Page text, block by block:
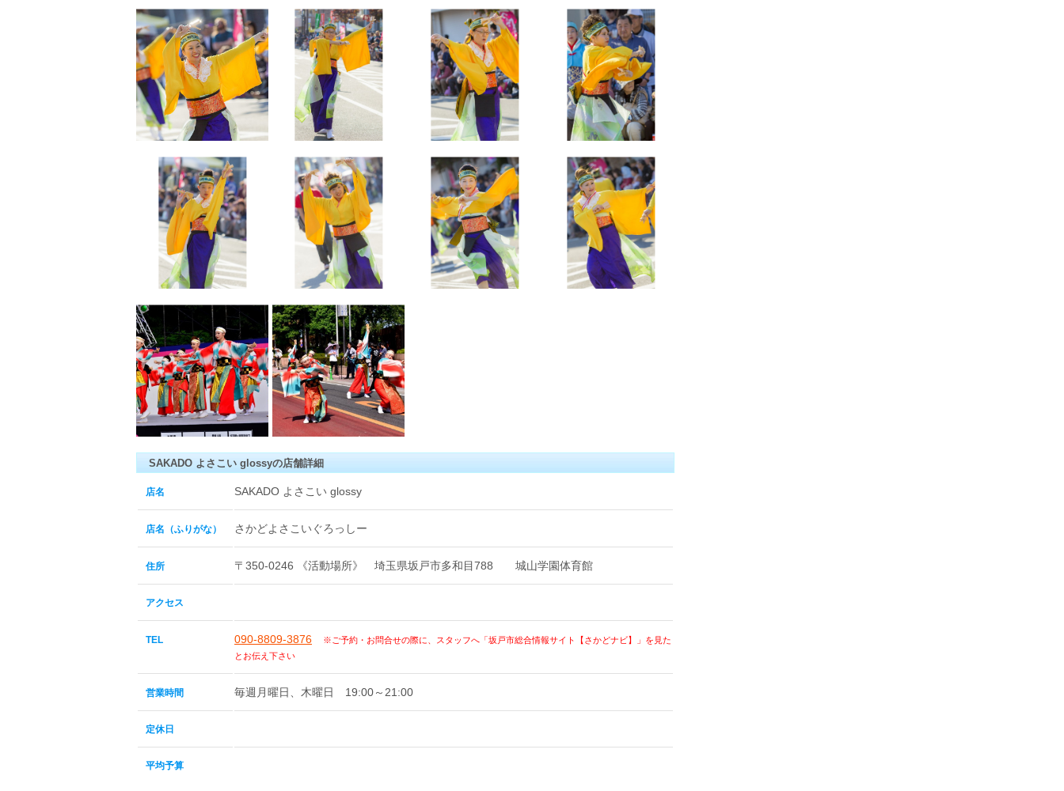
SAKADO よさこい glossyの店舗詳細
店名 SAKADO よさこい glossy
店名（ふりがな） さかどよさこいぐろっしー
住所 〒350-0246 《活動場所》 埼玉県坂戸市多和目788 城山学園体育館
アクセス
TEL 090-8809-3876
※ご予約・お問合せの際に、スタッフへ「坂戸市総合情報サイト【さかどナビ】」を見た
とお伝え下さい
営業時間 毎週月曜日、木曜日 19:00～21:00
定休日
平均予算